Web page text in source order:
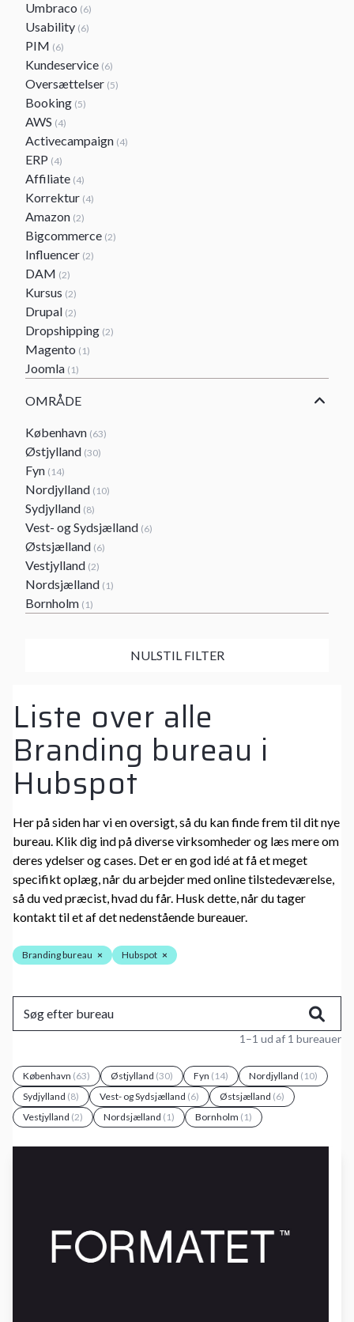
Umbraco (6)
Usability (6)
PIM (6)
Kundeservice (6)
Oversættelser (5)
Booking (5)
AWS (4)
Activecampaign (4)
ERP (4)
Affiliate (4)
Korrektur (4)
Amazon (2)
Bigcommerce (2)
Influencer (2)
DAM (2)
Kursus (2)
Drupal (2)
Dropshipping (2)
Magento (1)
Joomla (1)
OMRÅDE
København (63)
Østjylland (30)
Fyn (14)
Nordjylland (10)
Sydjylland (8)
Vest- og Sydsjælland (6)
Østsjælland (6)
Vestjylland (2)
Nordsjælland (1)
Bornholm (1)
NULSTIL FILTER
Liste over alle
Branding bureau i
Hubspot
Her på siden har vi en oversigt, så du kan finde frem til dit nye
bureau. Klik dig ind på diverse virksomheder og læs mere om
deres ydelser og cases. Det er en god idé at få et meget
specifikt oplæg, når du arbejder med online tilstedeværelse,
så du ved præcist, hvad du får. Husk dette, når du tager
kontakt til et af det nedenstående bureauer.
Branding bureau × Hubspot ×
1–1 ud af 1 bureauer
København (63) Østjylland (30) Fyn (14) Nordjylland (10)
Sydjylland (8) Vest- og Sydsjælland (6) Østsjælland (6)
Vestjylland (2) Nordsjælland (1) Bornholm (1)